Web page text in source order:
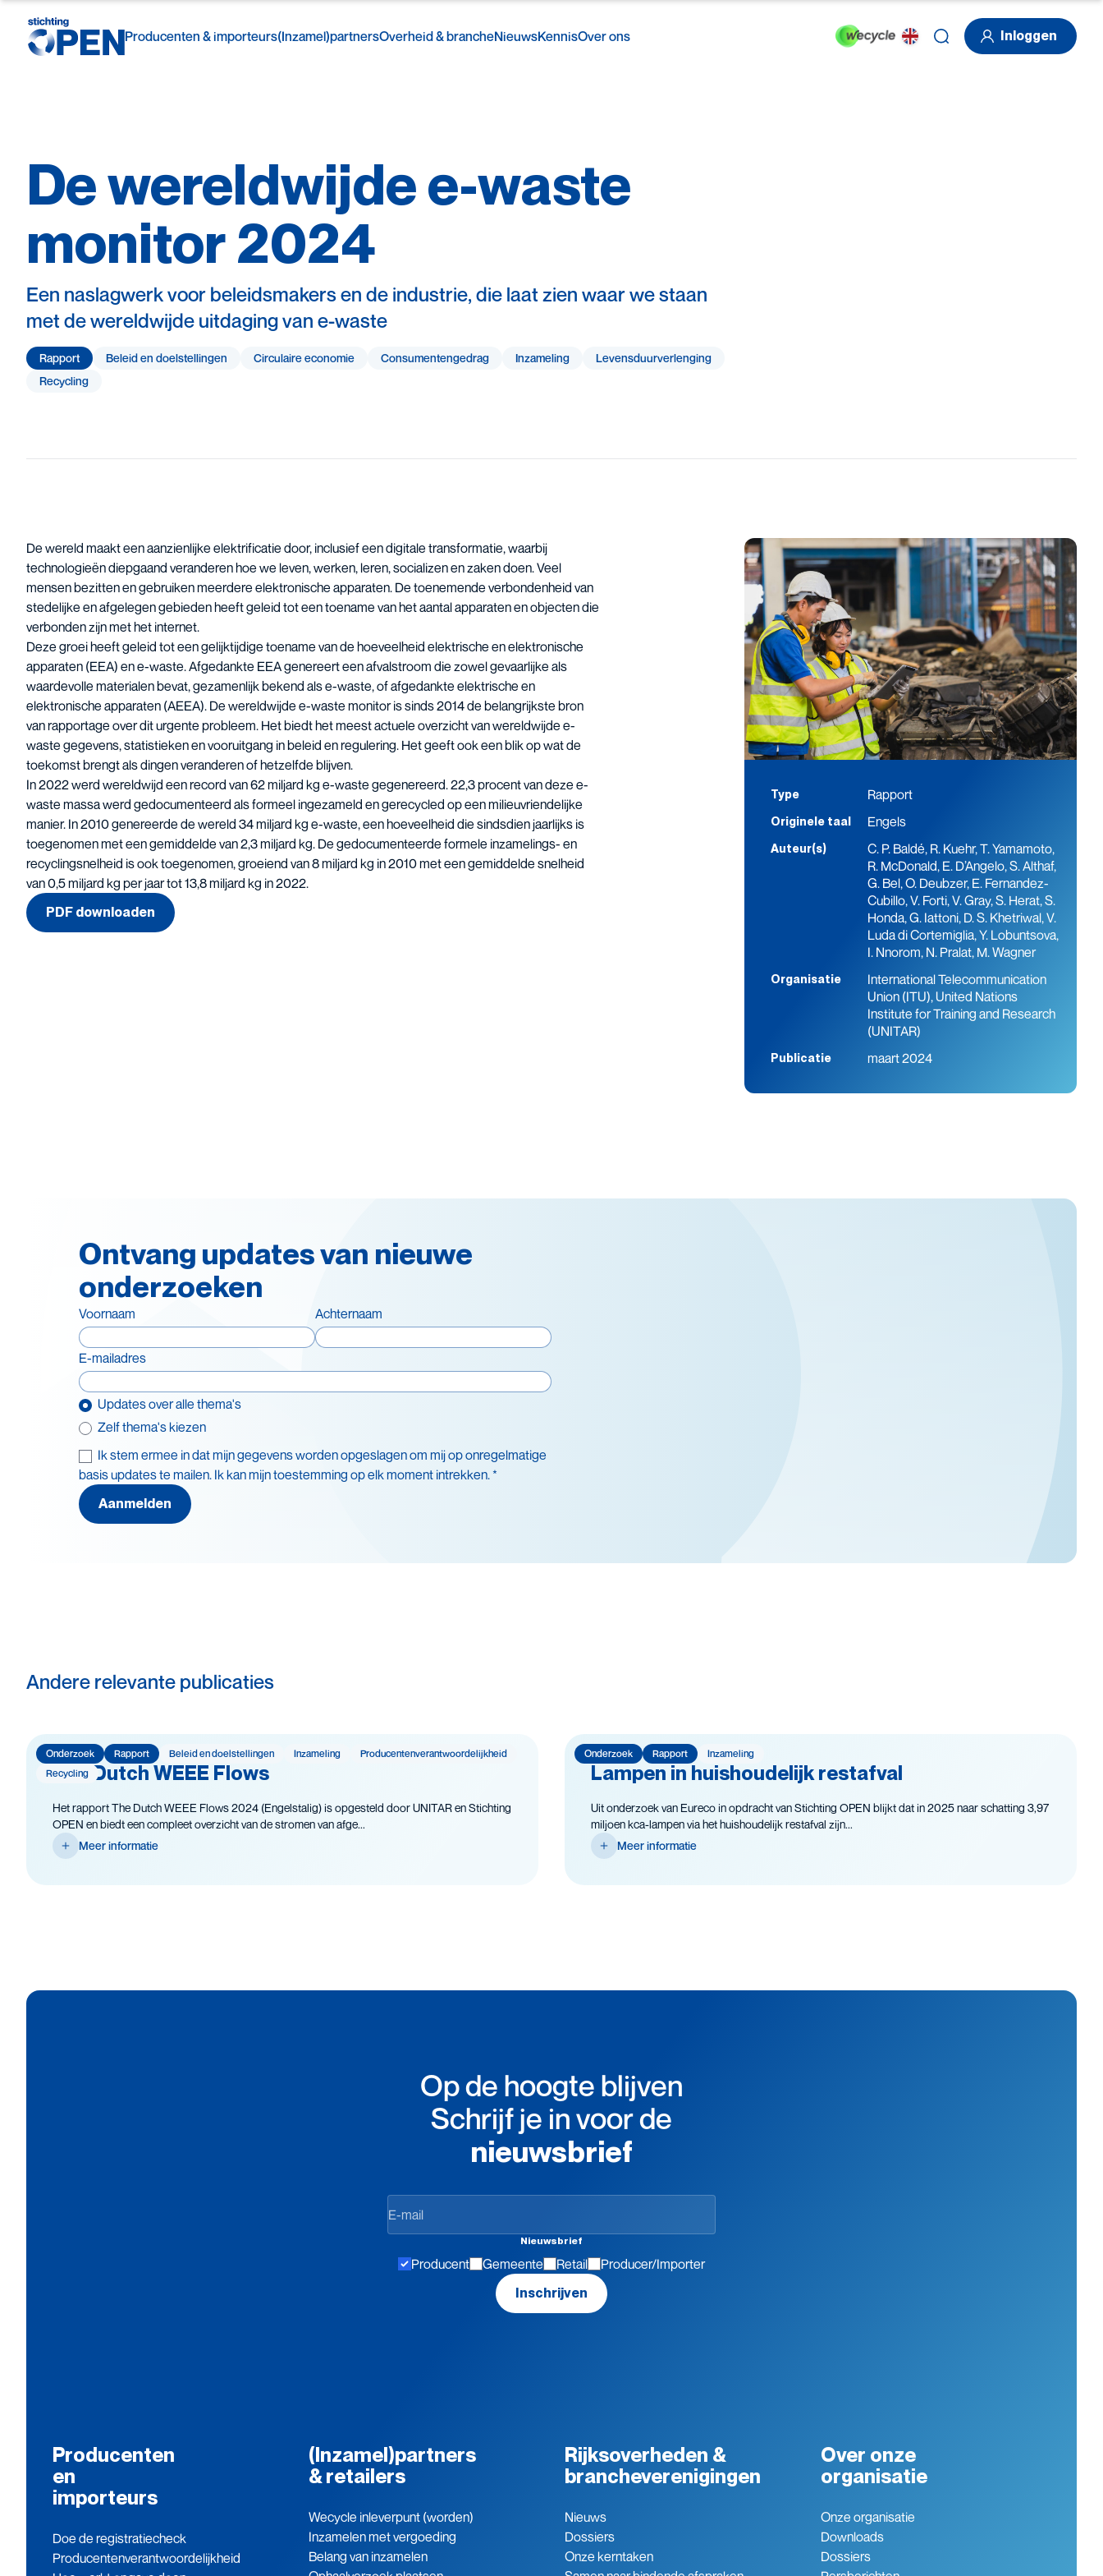
Skip to content
Producenten & importeurs(Inzamel)partnersOverheid & brancheNieuwsKennisOver ons Inloggen
Dewereldwijdee-waste
monitor2024
Een naslagwerk voor beleidsmakers en de industrie, die laat zien waar we staan
met de wereldwijde uitdaging van e-waste
Rapport Beleid en doelstellingen Circulaire economie Consumenten­gedrag Inzameling
Levensduur­verlenging
Recycling
De wereld maakt een aanzienlijke elektrificatie door, inclusief een digitale transformatie, waarbij
technologieën diepgaand veranderen hoe we leven, werken, leren, socializen en zaken doen. Veel
mensen bezitten en gebruiken meerdere elektronische apparaten. De toenemende verbondenheid van
stedelijke en afgelegen gebieden heeft geleid tot een toename van het aantal apparaten en objecten die
verbonden zijn met het internet.
Deze groei heeft geleid tot een gelijktijdige toename van de hoeveelheid elektrische en elektronische
apparaten (EEA) en e-waste. Afgedankte EEA genereert een afvalstroom die zowel gevaarlijke als
waardevolle materialen bevat, gezamenlijk bekend als e-waste, of afgedankte elektrische en
elektronische apparaten (AEEA). De wereldwijde e-waste monitor is sinds 2014 de belangrijkste bron
van rapportage over dit urgente probleem. Het biedt het meest actuele overzicht van wereldwijde e-
waste gegevens, statistieken en vooruitgang in beleid en regulering. Het geeft ook een blik op wat de
toekomst brengt als dingen veranderen of hetzelfde blijven.
In 2022 werd wereldwijd een record van 62 miljard kg e-waste gegenereerd. 22,3 procent van deze e-
waste massa werd gedocumenteerd als formeel ingezameld en gerecycled op een milieuvriendelijke
manier. In 2010 genereerde de wereld 34 miljard kg e-waste, een hoeveelheid die sindsdien jaarlijks is
toegenomen met een gemiddelde van 2,3 miljard kg. De gedocumenteerde formele inzamelings- en
recyclingsnelheid is ook toegenomen, groeiend van 8 miljard kg in 2010 met een gemiddelde snelheid
van 0,5 miljard kg per jaar tot 13,8 miljard kg in 2022.
PDF downloaden
Type Rapport
Originele taal Engels
Auteur(s)
C. P. Baldé, R. Kuehr, T. Yamamoto,
R. McDonald, E. D’Angelo, S. Althaf,
G. Bel, O. Deubzer, E. Fernandez-
Cubillo, V. Forti, V. Gray, S. Herat, S.
Honda, G. Iattoni, D. S. Khetriwal, V.
Luda di Cortemiglia, Y. Lobuntsova,
I. Nnorom, N. Pralat, M. Wagner
Organisatie
International Telecommunication
Union (ITU), United Nations
Institute for Training and Research
(UNITAR)
Publicatie maart 2024
Ontvang updates van nieuwe
onderzoeken
Voornaam Achternaam
E-mailadres
Updates over alle thema's
Zelf thema's kiezen
Thema's
Batterijen
Beleid en doelstellingen
Ik stem ermee in dat mijn gegevens worden opgeslagen om mij op onregelmatige
basis updates te mailen. Ik kan mijn toestemming op elk moment intrekken. *
Aanmelden
Andere relevante publicaties
Onderzoek Rapport Beleid en doelstellingen Inzameling
Producenten­­­­verantwoor­delijk­heid
Recycling
The Dutch WEEE Flows
Het rapport The Dutch WEEE Flows 2024 (Engelstalig) is opgesteld door UNITAR en Stichting
OPEN en biedt een compleet overzicht van de stromen van afge...
Meer informatie
Onderzoek Rapport Inzameling
Lampen in huishoudelijk restafval
Uit onderzoek van Eureco in opdracht van Stichting OPEN blijkt dat in 2025 naar schatting 3,97
miljoen kca-lampen via het huishoudelijk restafval zijn...
Meer informatie
Op de hoogte blijven
Schrijf je in voor de
nieuwsbrief
de
blijven
Nieuwsbrief
Producent Gemeente Retail Producer/Importer
Inschrijven
Producenten
en
importeurs
Doe de registratiecheck
Producenten­verantwoordelijkheid
(Inzamel)partners
& retailers
Wecycle inleverpunt (worden)
Inzamelen met vergoeding
Belang van inzamelen
Rijksoverheden &
brancheverenigingen
Nieuws
Dossiers
Onze kerntaken
Over onze
organisatie
Onze organisatie
Downloads
Dossiers